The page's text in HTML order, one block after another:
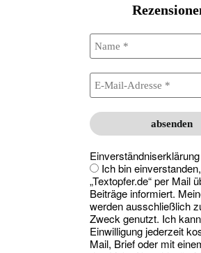
Einverständniserklärung
Ich bin
„Textopfer.de“ per Mail
Beiträge informiert.
werden ausschließlich
Zweck genutzt. Ich
Einwilligung jederzeit
Mail, Brief oder mit